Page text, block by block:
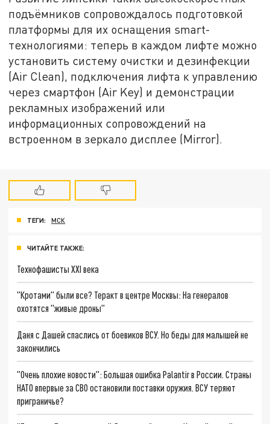
подъёмников сопровождалось подготовкой
платформы для их оснащения smart-
технологиями: теперь в каждом лифте можно
установить систему очистки и дезинфекции
(Air Clean), подключения лифта к управлению
через смартфон (Air Key) и демонстрации
рекламных изображений или
информационных сопровождений на
встроенном в зеркало дисплее (Mirror).
ТЕГИ: МСК
ЧИТАЙТЕ ТАКЖЕ:
Технофашисты XXI века
"Кротами" были все? Теракт в центре Москвы: На генералов
охотятся "живые дроны"
Даня с Дашей спаслись от боевиков ВСУ. Но беды для малышей не
закончились
"Очень плохие новости": Большая ошибка Palantir в России. Страны
НАТО впервые за СВО остановили поставки оружия. ВСУ теряют
приграничье?